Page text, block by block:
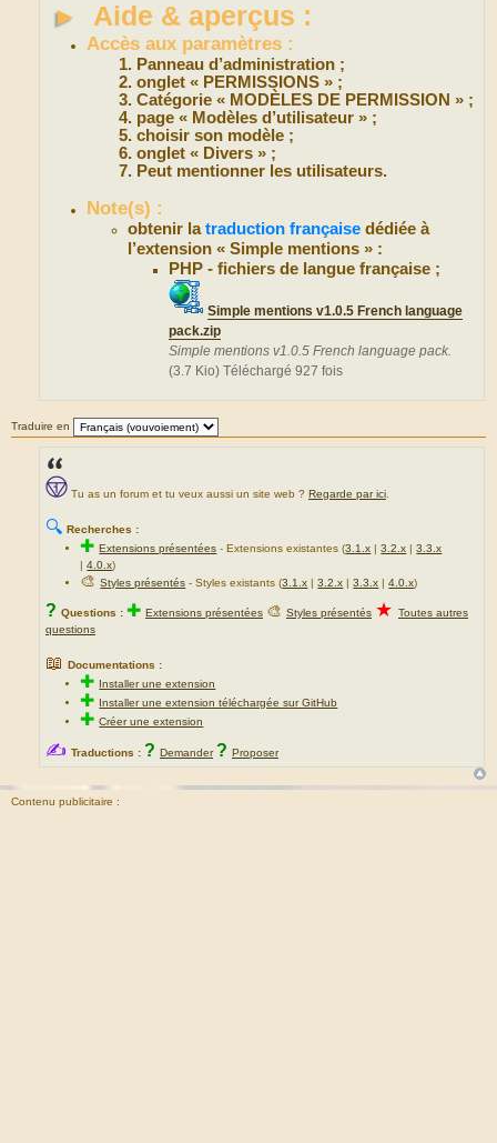
► Aide & aperçus :
Accès aux paramètres :
Panneau d’administration ;
onglet « PERMISSIONS » ;
Catégorie « MODÈLES DE PERMISSION » ;
page « Modèles d’utilisateur » ;
choisir son modèle ;
onglet « Divers » ;
Peut mentionner les utilisateurs.
Note(s) :
obtenir latraduction française dédiée à
l’extension « Simple mentions » :
PHP - fichiers de langue française ;
Simple mentions v1.0.5 French language
pack.zip
Simple mentions v1.0.5 French language pack.
(3.7 Kio) Téléchargé 927 fois
Traduire en
Tu as un forum et tu veux aussi un site web ? Regarde par ici
🔍 Recherches :
✚Extensions présentées -Extensions existantes (3.1.x |3.2.x |3.3.x
|4.0.x)
🎨Styles présentés - Styles existants (3.1.x |3.2.x |3.3.x |4.0.x)
? Questions : ✚ Extensions présentées 🎨 Styles présentés ★ Toutes autres
questions
📖 Documentations :
✚ Installer une extension
✚ Installer une extension téléchargée sur GitHub
✚Créer une extension
✍ Traductions : ? Demander ? Proposer
Contenu publicitaire :